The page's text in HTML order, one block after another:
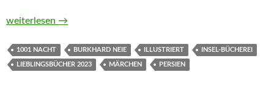
Ali Baba und die vierzig Räuber von Burkhard Neie (Illustrator)
weiterlesen →
1001 NACHT BURKHARD NEIE ILLUSTRIERT INSEL-BÜCHEREI
LIEBLINGSBÜCHER 2023 MÄRCHEN PERSIEN